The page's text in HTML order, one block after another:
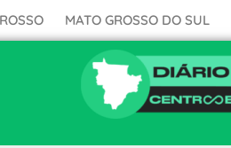
MATO GROSSO DO SUL